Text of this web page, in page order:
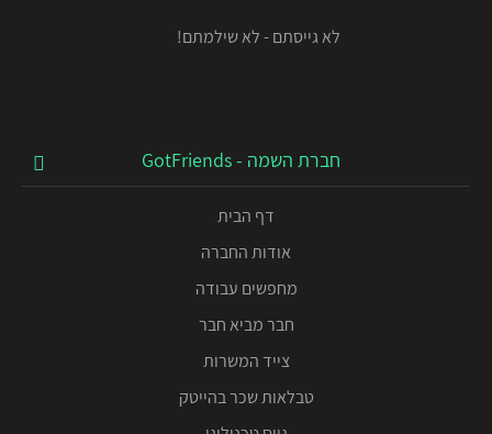
לא גייסתם - לא שילמתם!
חברת השמה - GotFriends
דף הבית
אודות החברה
מחפשים עבודה
חבר מביא חבר
צייד המשרות
טבלאות שכר בהייטק